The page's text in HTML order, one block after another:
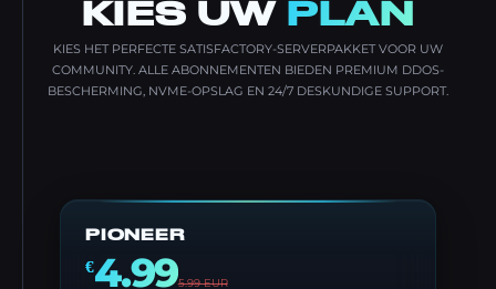
KIES UW PLAN
KIES HET PERFECTE SATISFACTORY-SERVERPAKKET VOOR UW
COMMUNITY. ALLE ABONNEMENTEN BIEDEN PREMIUM DDOS-
BESCHERMING, NVME-OPSLAG EN 24/7 DESKUNDIGE SUPPORT.
PIONEER
€4.995.99EUR